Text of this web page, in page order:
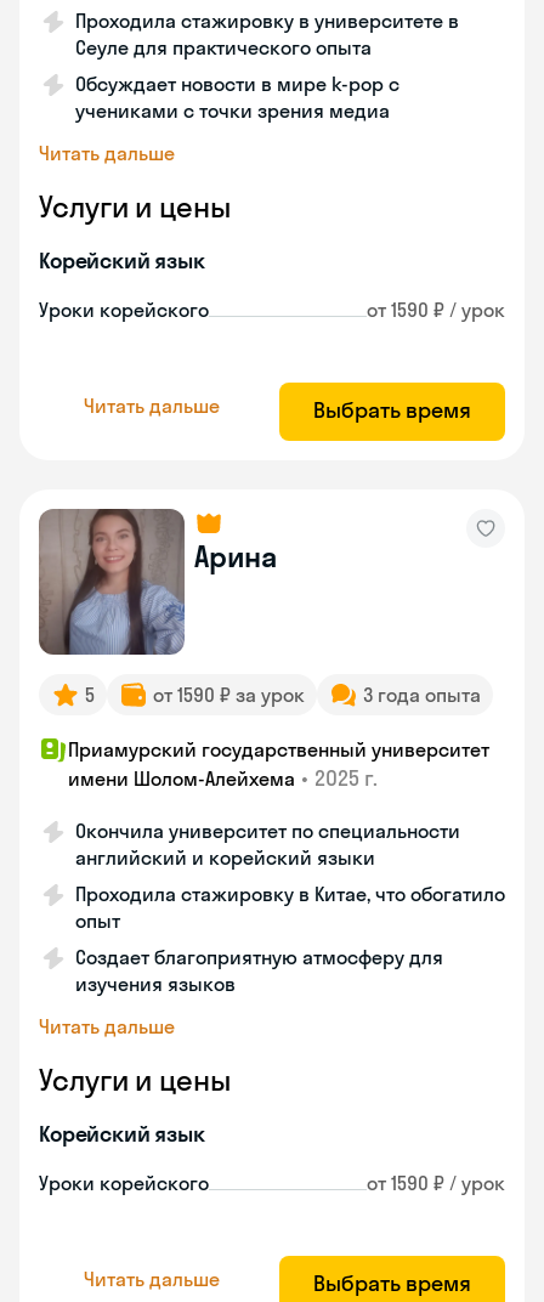
Проходила стажировку в университете в
Сеуле для практического опыта
Обсуждает новости в мире k-pop с
учениками с точки зрения медиа
Читать дальше
Услуги и цены
Корейский язык
Уроки корейского от 1590 ₽ / урок
Читать дальше Выбрать время
Арина
5 от 1590 ₽ за урок 3 года опыта
Приамурский государственный университет
имени Шолом-Алейхема • 2025 г.
Окончила университет по специальности
английский и корейский языки
Проходила стажировку в Китае, что обогатило
опыт
Создает благоприятную атмосферу для
изучения языков
Читать дальше
Услуги и цены
Корейский язык
Уроки корейского от 1590 ₽ / урок
Читать дальше Выбрать время